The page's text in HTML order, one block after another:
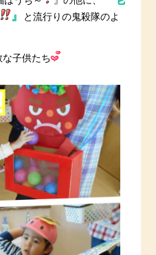
』
と流行りの鬼殺隊のよ
子供たち